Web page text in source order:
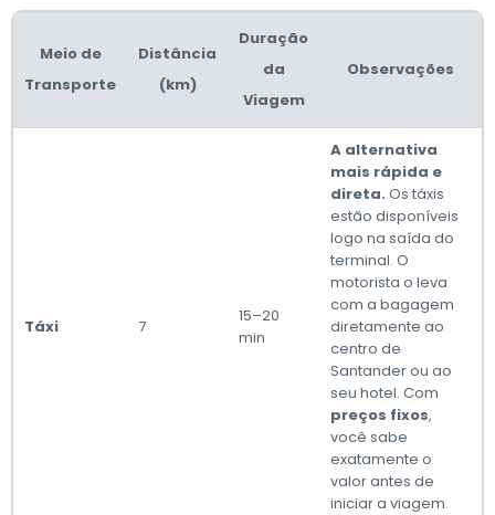
Meio de
Transporte
Distância
(km)
Duração
da
Viagem
Observações
Táxi 7
15–20
min
A alternativa
mais rápida e
direta. Os táxis
estão disponíveis
logo na saída do
terminal. O
motorista o leva
com a bagagem
diretamente ao
centro de
Santander ou ao
seu hotel. Com
preços fixos,
você sabe
exatamente o
valor antes de
iniciar a viagem.